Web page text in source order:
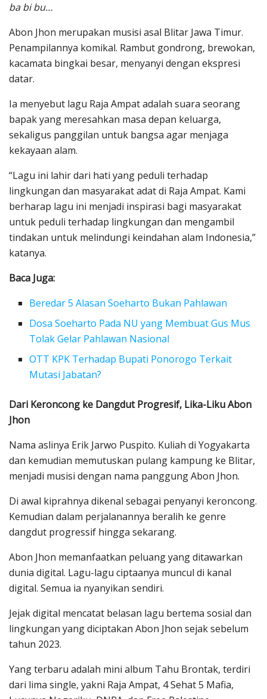
ba bi bu…
Abon Jhon merupakan musisi asal Blitar Jawa Timur.
Penampilannya komikal. Rambut gondrong, brewokan,
kacamata bingkai besar, menyanyi dengan ekspresi
datar.
Ia menyebut lagu Raja Ampat adalah suara seorang
bapak yang meresahkan masa depan keluarga,
sekaligus panggilan untuk bangsa agar menjaga
kekayaan alam.
“Lagu ini lahir dari hati yang peduli terhadap
lingkungan dan masyarakat adat di Raja Ampat. Kami
berharap lagu ini menjadi inspirasi bagi masyarakat
untuk peduli terhadap lingkungan dan mengambil
tindakan untuk melindungi keindahan alam Indonesia,”
katanya.
Baca Juga:
Beredar 5 Alasan Soeharto Bukan Pahlawan
Dosa Soeharto Pada NU yang Membuat Gus Mus
Tolak Gelar Pahlawan Nasional
OTT KPK Terhadap Bupati Ponorogo Terkait
Mutasi Jabatan?
Dari Keroncong ke Dangdut Progresif, Lika-Liku Abon
Jhon
Nama aslinya Erik Jarwo Puspito. Kuliah di Yogyakarta
dan kemudian memutuskan pulang kampung ke Blitar,
menjadi musisi dengan nama panggung Abon Jhon.
Di awal kiprahnya dikenal sebagai penyanyi keroncong.
Kemudian dalam perjalanannya beralih ke genre
dangdut progressif hingga sekarang.
Abon Jhon memanfaatkan peluang yang ditawarkan
dunia digital. Lagu-lagu ciptaanya muncul di kanal
digital. Semua ia nyanyikan sendiri.
Jejak digital mencatat belasan lagu bertema sosial dan
lingkungan yang diciptakan Abon Jhon sejak sebelum
tahun 2023.
Yang terbaru adalah mini album Tahu Brontak, terdiri
dari lima single, yakni Raja Ampat, 4 Sehat 5 Mafia,